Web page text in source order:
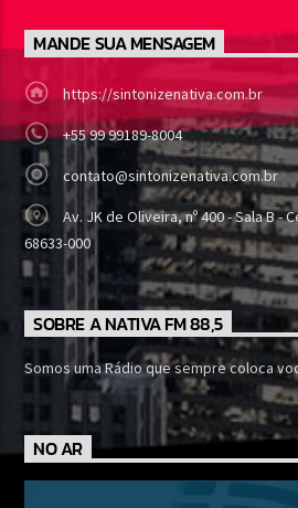
MANDE SUA MENSAGEM
https://sintonizenativa.com.br
+55 99 99189-8004
contato@sintonizenativa.com.br
Av. JK de Oliveira, nº 400 - Sala B -
68633-000
SOBRE A NATIVA FM 88,5
Somos uma Rádio que sempre coloca
NO AR